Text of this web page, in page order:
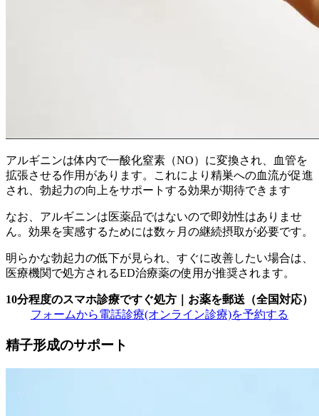
アルギニンは体内で一酸化窒素（NO）に変換され、血管を
拡張させる作用があります。これにより精巣への血流が促進
され、勃起力の向上をサポートする効果が期待できます
なお、 アルギニンは医薬品ではないので即効性はありませ
ん。 効果を実感するためには数ヶ月の継続摂取が必要です。
明らかな勃起力の低下が見られ、すぐに改善したい場合は、
医療機関で処方されるED治療薬の使用が推奨されます。
10分程度のスマホ診療ですぐ処方｜お薬を郵送（全国対応）
フォームから電話診療(オンライン診療)を予約する
精子形成のサポート